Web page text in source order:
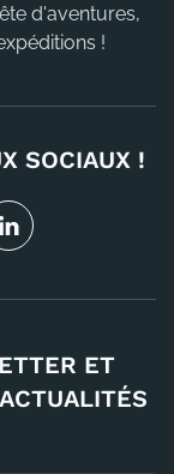
d'aventures,
!
SOCIAUX !
ET